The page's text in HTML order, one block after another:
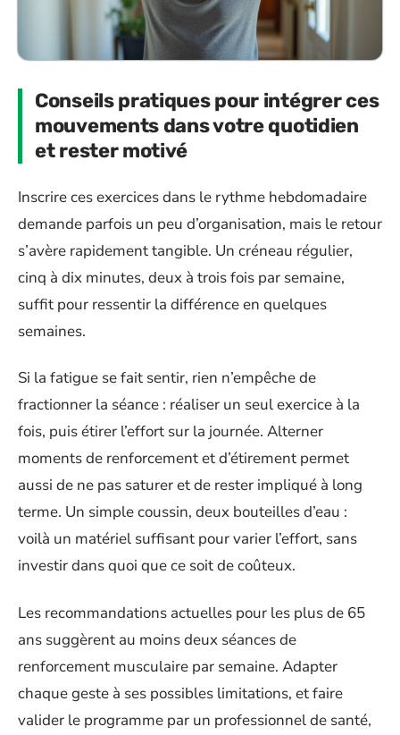
Conseils pratiques pour intégrer ces
mouvements dans votre quotidien
et rester motivé
Inscrire ces exercices dans le rythme hebdomadaire
demande parfois un peu d’organisation, mais le retour
s’avère rapidement tangible. Un créneau régulier,
cinq à dix minutes, deux à trois fois par semaine,
suffit pour ressentir la différence en quelques
semaines.
Si la fatigue se fait sentir, rien n’empêche de
fractionner la séance : réaliser un seul exercice à la
fois, puis étirer l’effort sur la journée. Alterner
moments de renforcement et d’étirement permet
aussi de ne pas saturer et de rester impliqué à long
terme. Un simple coussin, deux bouteilles d’eau :
voilà un matériel suffisant pour varier l’effort, sans
investir dans quoi que ce soit de coûteux.
Les recommandations actuelles pour les plus de 65
ans suggèrent au moins deux séances de
renforcement musculaire par semaine. Adapter
chaque geste à ses possibles limitations, et faire
valider le programme par un professionnel de santé,